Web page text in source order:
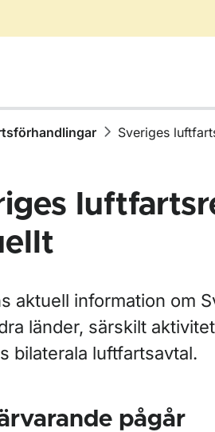
Sveriges
gods
och checklistor
aktuell information om
länder, särskilt
bilaterala luftfartsavtal.
pågår